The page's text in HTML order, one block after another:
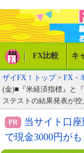
FX比較 キ
ザイFX！トップ> FX・
(金)■『米経済指標』と
ステストの結果発表が控
当サイト口
で現金3000円がも